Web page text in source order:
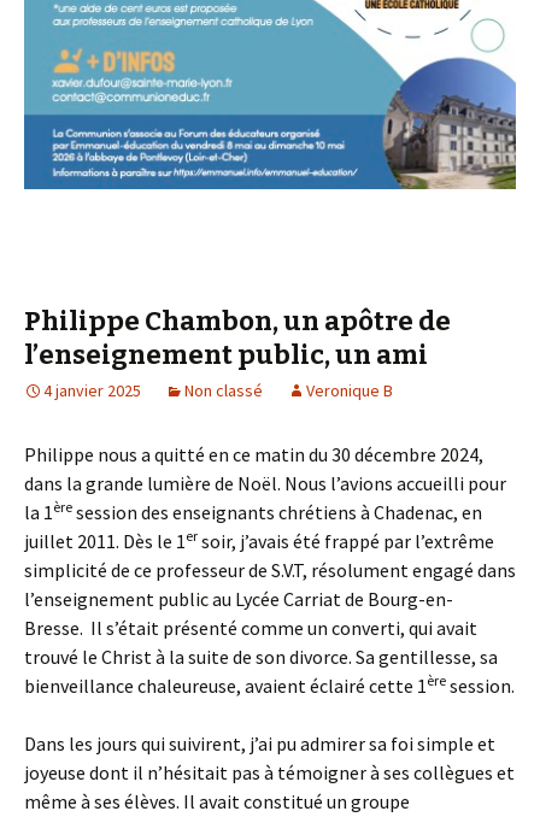
Philippe Chambon, un apôtre de
l’enseignement public, un ami
4 janvier 2025 Non classé Veronique B
Philippe nous a quitté en ce matin du 30 décembre 2024,
dans la grande lumière de Noël. Nous l’avions accueilli pour
la 1ère session des enseignants chrétiens à Chadenac, en
juillet 2011. Dès le 1er soir, j’avais été frappé par l’extrême
simplicité de ce professeur de S.V.T, résolument engagé dans
l’enseignement public au Lycée Carriat de Bourg-en-
Bresse. Il s’était présenté comme un converti, qui avait
trouvé le Christ à la suite de son divorce. Sa gentillesse, sa
bienveillance chaleureuse, avaient éclairé cette 1ère session.
Dans les jours qui suivirent, j’ai pu admirer sa foi simple et
joyeuse dont il n’hésitait pas à témoigner à ses collègues et
même à ses élèves. Il avait constitué un groupe